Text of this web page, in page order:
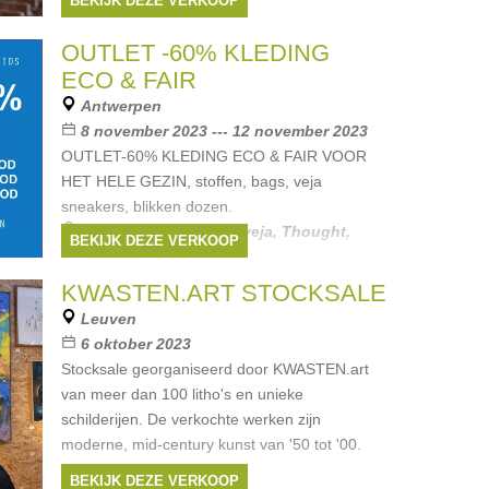
OUTLET -60% KLEDING
ECO & FAIR
Antwerpen
8 november 2023 --- 12 november 2023
OUTLET-60% KLEDING ECO & FAIR VOOR
HET HELE GEZIN, stoffen, bags, veja
sneakers, blikken dozen.
Merken:Froy & Dind, veja, Thought,
GreenZoo,chills & fever, ...
BEKIJK DEZE VERKOOP
KWASTEN.ART STOCKSALE
Leuven
6 oktober 2023
Stocksale georganiseerd door KWASTEN.art
van meer dan 100 litho's en unieke
schilderijen. De verkochte werken zijn
moderne, mid-century kunst van '50 tot '00.
BEKIJK DEZE VERKOOP